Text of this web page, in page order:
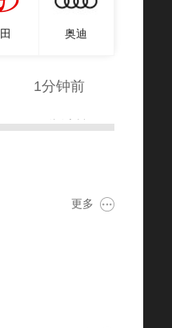
奥迪
更多